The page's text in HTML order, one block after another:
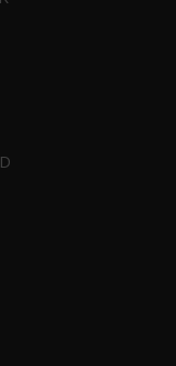
Vandtæt og Isoleret